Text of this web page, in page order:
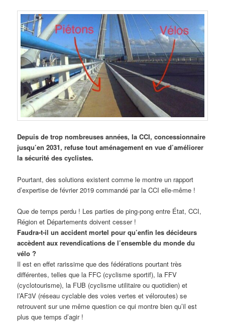
Depuis de trop nombreuses années, la CCI, concessionnaire
jusqu’en 2031, refuse tout aménagement en vue d’améliorer
la sécurité des cyclistes.
Pourtant, des solutions existent comme le montre un rapport
d’expertise de février 2019 commandé par la CCI elle-même !
Que de temps perdu ! Les parties de ping-pong entre État, CCI,
Région et Départements doivent cesser !
Faudra-t-il un accident mortel pour qu’enfin les décideurs
accèdent aux revendications de l’ensemble du monde du
vélo ?
Il est en effet rarissime que des fédérations pourtant très
différentes, telles que la FFC (cyclisme sportif), la FFV
(cyclotourisme), la FUB (cyclisme utilitaire ou quotidien) et
l’AF3V (réseau cyclable des voies vertes et véloroutes) se
retrouvent sur une même question ce qui montre bien qu’il est
plus que temps d’agir !